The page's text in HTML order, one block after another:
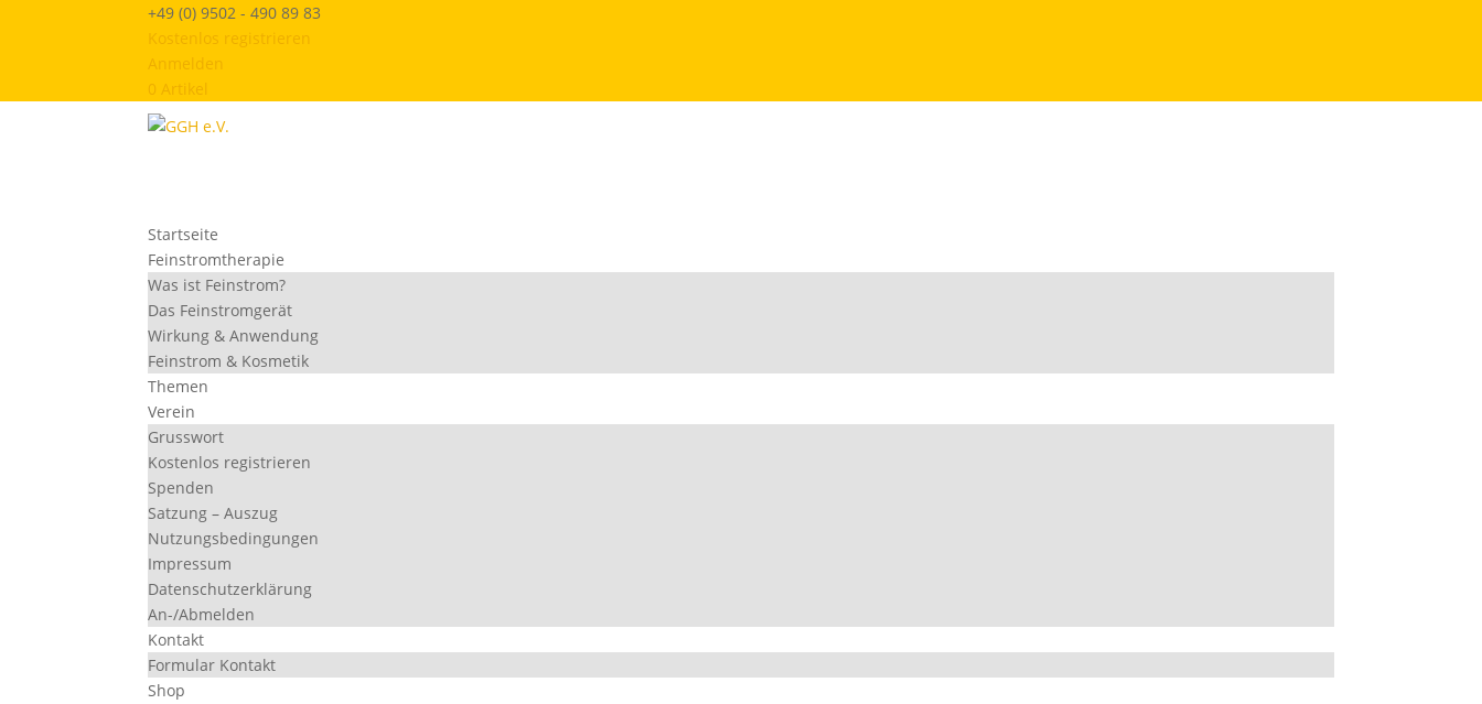
+49 (0) 9502 - 490 89 83
Kostenlos registrieren
Anmelden
0 Artikel
Startseite
Feinstromtherapie
Was ist Feinstrom?
Das Feinstromgerät
Wirkung & Anwendung
Feinstrom & Kosmetik
Themen
Verein
Grusswort
Kostenlos registrieren
Spenden
Satzung – Auszug
Nutzungsbedingungen
Impressum
Datenschutzerklärung
An-/Abmelden
Kontakt
Formular Kontakt
Shop